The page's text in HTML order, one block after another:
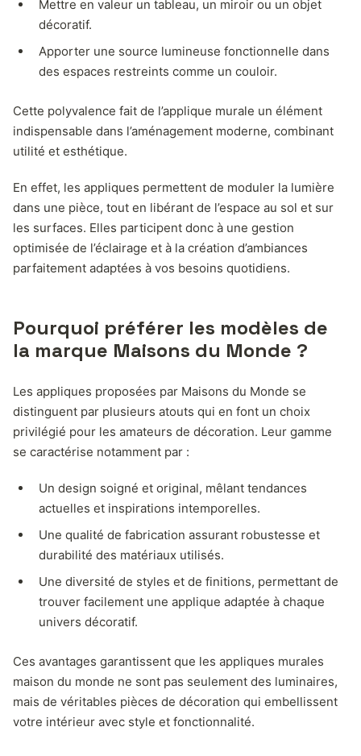
Mettre en valeur un tableau, un miroir ou un objet
décoratif.
Apporter une source lumineuse fonctionnelle dans
des espaces restreints comme un couloir.
Cette polyvalence fait de l’applique murale un élément
indispensable dans l’aménagement moderne, combinant
utilité et esthétique.
En effet, les appliques permettent de moduler la lumière
dans une pièce, tout en libérant de l’espace au sol et sur
les surfaces. Elles participent donc à une gestion
optimisée de l’éclairage et à la création d’ambiances
parfaitement adaptées à vos besoins quotidiens.
Pourquoi préférer les modèles de
la marque Maisons du Monde ?
Les appliques proposées par Maisons du Monde se
distinguent par plusieurs atouts qui en font un choix
privilégié pour les amateurs de décoration. Leur gamme
se caractérise notamment par :
Un design soigné et original, mêlant tendances
actuelles et inspirations intemporelles.
Une qualité de fabrication assurant robustesse et
durabilité des matériaux utilisés.
Une diversité de styles et de finitions, permettant de
trouver facilement une applique adaptée à chaque
univers décoratif.
Ces avantages garantissent que les appliques murales
maison du monde ne sont pas seulement des luminaires,
mais de véritables pièces de décoration qui embellissent
votre intérieur avec style et fonctionnalité.